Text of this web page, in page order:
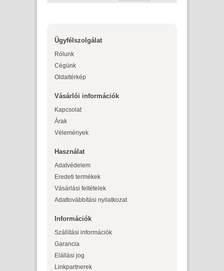
Ügyfélszolgálat
Rólunk
Cégünk
Oldaltérkép
Vásárlói információk
Kapcsolat
Árak
Vélemények
Használat
Adatvédelem
Eredeti termékek
Vásárlási feltételek
Adattovábbítási nyilatkozat
Információk
Szállítási információk
Garancia
Elállási jog
Linkpartnerek